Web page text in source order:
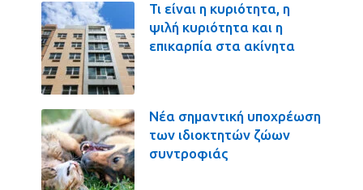
Τι είναι η κυριότητα, η
ψιλή κυριότητα και η
επικαρπία στα ακίνητα
Νέα σημαντική υποχρέωση
των ιδιοκτητών ζώων
συντροφιάς